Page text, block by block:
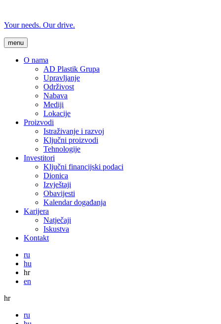
Your needs. Our drive.
menu
O nama
AD Plastik Grupa
Upravljanje
Održivost
Nabava
Mediji
Lokacije
Proizvodi
Istraživanje i razvoj
Ključni proizvodi
Tehnologije
Investitori
Ključni financijski podaci
Dionica
Izvještaji
Obavijesti
Kalendar događanja
Karijera
Natječaji
Iskustva
Kontakt
ru
hu
hr
en
hr
ru